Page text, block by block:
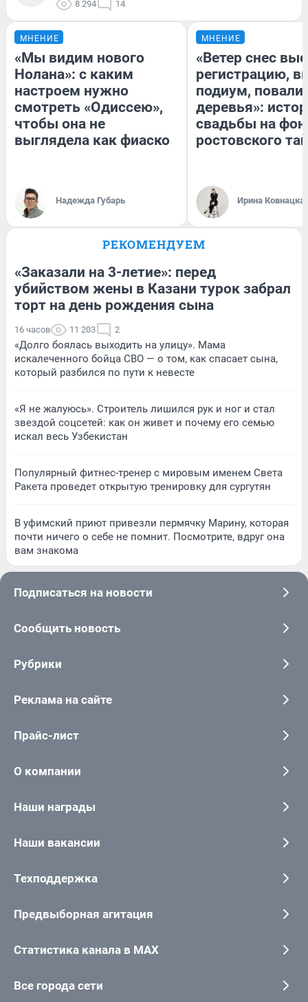
8 294 14
МНЕНИЕ
«Мы видим нового
Нолана»: с каким
настроем нужно
смотреть «Одиссею»,
чтобы она не
выглядела как фиаско
Надежда Губарь
МНЕНИЕ
«Ветер снес
регистрацию,
подиум,
деревья»:
свадьбы на
ростовского
Ирина
РЕКОМЕНДУЕМ
«Заказали на 3-летие»: перед
убийством жены в Казани турок забрал
торт на день рождения сына
16 часов 11 203 2
«Долго боялась выходить на улицу». Мама
искалеченного бойца СВО — о том, как спасает сына,
который разбился по пути к невесте
«Я не жалуюсь». Строитель лишился рук и ног и стал
звездой соцсетей: как он живет и почему его семью
искал весь Узбекистан
Популярный фитнес-тренер с мировым именем Света
Ракета проведет открытую тренировку для сургутян
В уфимский приют привезли пермячку Марину, которая
почти ничего о себе не помнит. Посмотрите, вдруг она
вам знакома
Подписаться на новости
Сообщить новость
Рубрики
Реклама на сайте
Прайс-лист
О компании
Наши награды
Наши вакансии
Техподдержка
Предвыборная агитация
Статистика канала в MAX
Все города сети